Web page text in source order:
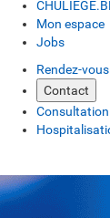
Mon espace
Jobs
Rendez-vous
Contact
Consultation